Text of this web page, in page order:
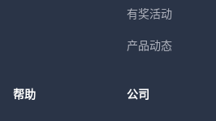
有奖活动
产品动态
帮助 公司